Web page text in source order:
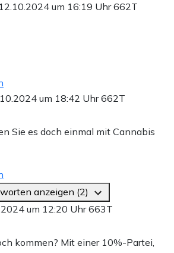
12.10.2024 um 16:19 Uhr662T
um 18:42 Uhr662T
Sie es doch einmal mit Cannabis
anzeigen (2)
um 12:20 Uhr663T
kommen? Mit einer 10%-Partei,